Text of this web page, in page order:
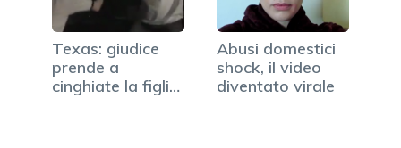
Texas: giudice
prende a
cinghiate la figlia
Abusi domestici
shock, il video
diventato virale